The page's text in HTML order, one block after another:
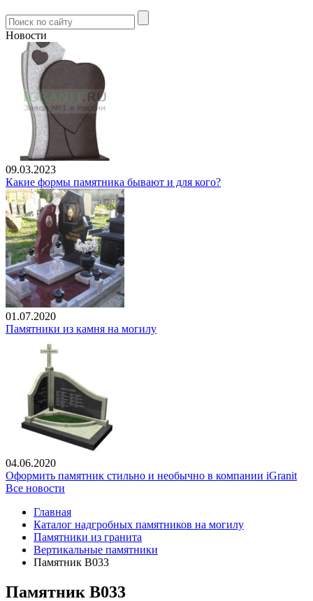
Новости
09.03.2023
Какие формы памятника бывают и для кого?
01.07.2020
Памятники из камня на могилу
04.06.2020
Оформить памятник стильно и необычно в компании iGranit
Все новости
Главная
Каталог надгробных памятников на могилу
Памятники из гранита
Вертикальные памятники
Памятник В033
Памятник В033